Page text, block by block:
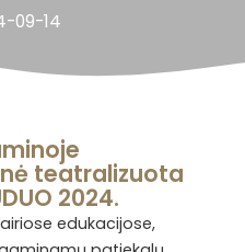
09-14
teatralizuota
2024.
edukacijose,